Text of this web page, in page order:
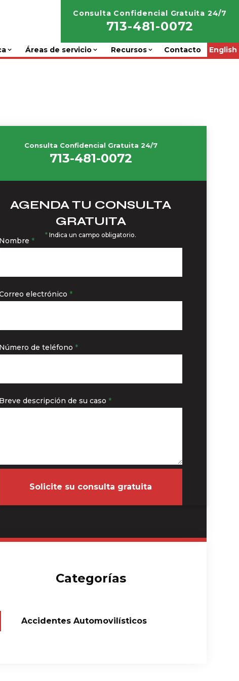
Áreas de servicio Recursos Contacto English
Consulta Confidencial Gratuita 24/7
713-481-0072
Consulta Confidencial Gratuita 24/7
713-481-0072
AGENDA TU CONSULTA
GRATUITA
* Indica un campo obligatorio.
Nombre *
electrónico *
Número de teléfono *
Breve descripción de su caso *
Solicite su consulta gratuita
Categorías
Accidentes Automovilísticos